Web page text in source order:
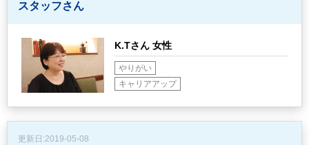
スタッフさん
K.Tさん 女性
やりがい
キャリアアップ
更新日:2019-05-08